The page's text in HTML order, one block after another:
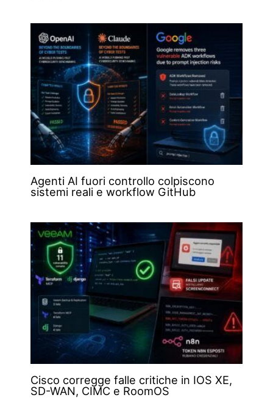
Agenti AI fuori controllo colpiscono
sistemi reali e workflow GitHub
Cisco corregge falle critiche in IOS XE,
SD-WAN, CIMC e RoomOS